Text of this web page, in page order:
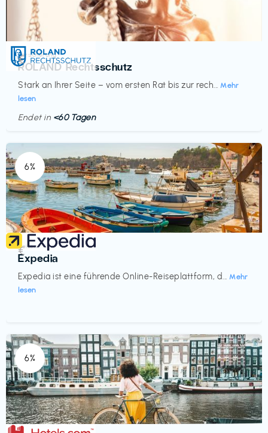
Versicherung
ROLAND Rechtsschutz
Stark an Ihrer Seite – vom ersten Rat bis zur rech... Mehr
lesen
€‎
Endet in <60 Tagen
6%
Reisen
Expedia
Expedia ist eine führende Online-Reiseplattform, d... Mehr
lesen
€‎
6%